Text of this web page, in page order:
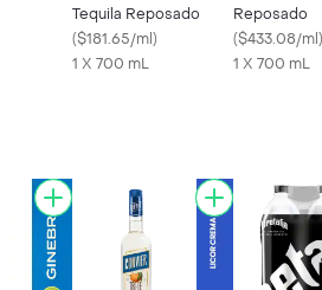
Tequila Reposado
($181.65/ml)
1 X 700 mL
Reposado
($433.08/ml)
1 X 700 mL